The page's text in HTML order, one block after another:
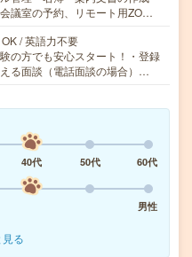
議室の予約、リモート用ZO…
/ 英語力不要
の方でも安心スタート！・登録
る面談（電話面談の場合）…
40代 50代
60代
男性
見る